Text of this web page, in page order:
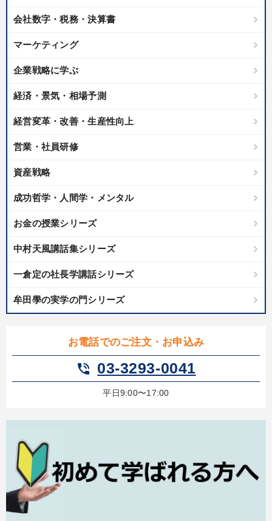
会社数字・税務・決算書
マーケティング
企業戦略に学ぶ
経済・景気・相場予測
経営変革・改善・生産性向上
営業・社員研修
資産戦略
成功哲学・人間学・メンタル
お金の授業シリーズ
中村天風講話集シリーズ
一倉定の社長学講話シリーズ
牟田學の実学の門シリーズ
お電話でのご注文・お申込み
phone_in_talk 03-3293-0041
平日9:00〜17:00